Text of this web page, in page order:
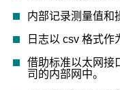
内部记录测量值和
日志以 csv 格式作
借助标准以太网接
司的内部网中。